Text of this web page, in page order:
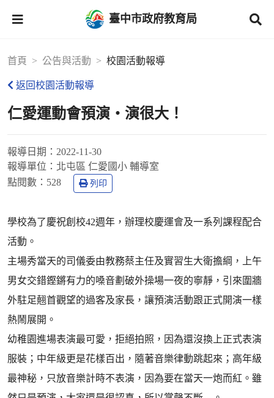
臺中市政府教育局
首頁 公告與活動 校園活動報導
返回校園活動報導
仁愛運動會預演‧演很大！
報導日期： 2022-11-30
報導單位： 北屯區 仁愛國小 輔導室
點閱數： 528 列印
學校為了慶祝創校42週年，辦理校慶運會及一系列課程配合
活動。
主場秀當天的司儀委由教務蔡主任及實習生大衛擔綱，上午
男女交錯鏗鏘有力的嗓音劃破外操場一夜的寧靜，引來圍牆
外駐足翹首觀望的過客及家長，讓預演活動跟正式開演一樣
熱鬧展開。
幼稚園進場表演最可愛，拒絕拍照，因為還沒換上正式表演
服裝；中年級更是花樣百出，隨著音樂律動跳起來；高年級
最神秘，只放音樂計時不表演，因為要在當天一炮而紅。雖